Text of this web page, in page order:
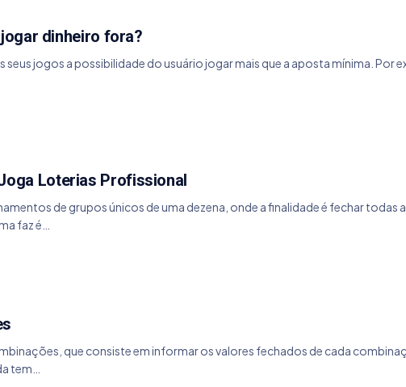
dinheiro fora?
jogos a possibilidade do usuário jogar mais que a aposta mínima. Por
Loterias Profissional
de grupos únicos de uma dezena, onde a finalidade é fechar todas
faz é…
que consiste em informar os valores fechados de cada
tem…